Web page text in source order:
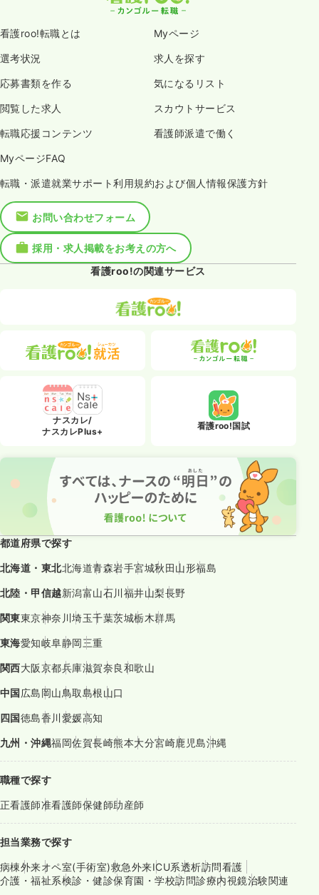
看護roo!転職とは Myページ
選考状況 求人を探す
応募書類を作る 気になるリスト
閲覧した求人 スカウトサービス
転職応援コンテンツ 看護師派遣で働く
MyページFAQ
転職・派遣就業サポート利用規約および個人情報保護方針
お問い合わせフォーム
採用・求人掲載をお考えの方へ
看護roo!の関連サービス
ナスカレ/
ナスカレPlus+
看護roo!国試
都道府県で探す
北海道・東北北海道青森岩手宮城秋田山形福島
北陸・甲信越新潟富山石川福井山梨長野
関東東京神奈川埼玉千葉茨城栃木群馬
東海愛知岐阜静岡三重
関西大阪京都兵庫滋賀奈良和歌山
中国広島岡山鳥取島根山口
四国徳島香川愛媛高知
九州・沖縄福岡佐賀長崎熊本大分宮崎鹿児島沖縄
職種で探す
正看護師准看護師保健師助産師
担当業務で探す
病棟外来オペ室(手術室)救急外来ICU系透析訪問看護
介護・福祉系検診・健診保育園・学校訪問診療内視鏡治験関連